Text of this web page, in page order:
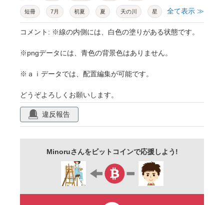
短冊 7月 初夏 夏 天の川 星
夜空 人物 ファンタジー 幻想的
ペア ラフタッチ かわいい
日本 和 ゆるい 線画
絵 イラスト
全て表示 ≫
コメント: ※線の内側には、白色の塗りがある状態です。
※pngデータには、青色の背景色はありません。
※ａｉデータでは、配置編集が可能です。
どうぞよろしくお願いします。
違反報告
Minoruさんをビットコインで応援しよう!